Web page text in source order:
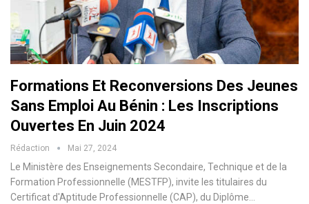
Formations Et Reconversions Des Jeunes
Sans Emploi Au Bénin : Les Inscriptions
Ouvertes En Juin 2024
Rédaction Mai 27, 2024
Le Ministère des Enseignements Secondaire, Technique et de la
Formation Professionnelle (MESTFP), invite les titulaires du
Certificat d'Aptitude Professionnelle (CAP), du Diplôme